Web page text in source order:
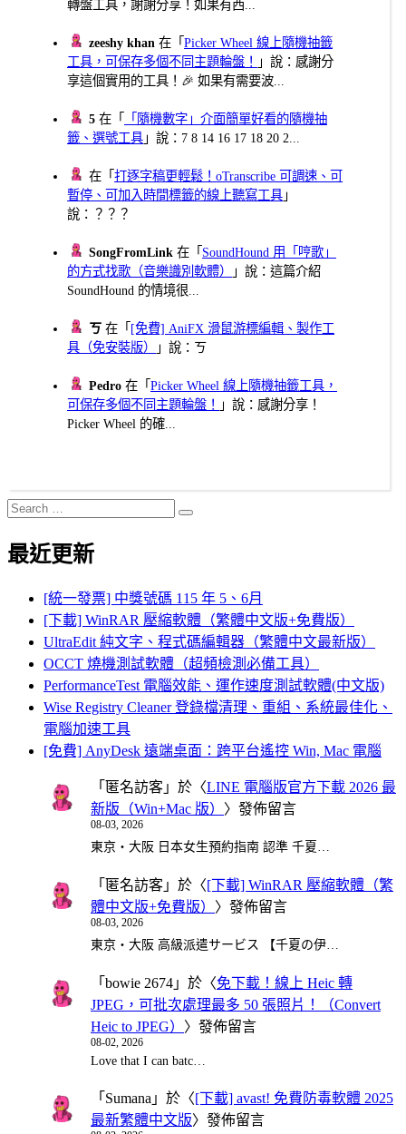
轉盤工具，謝謝分享！如果有西...
zeeshy khan 在「Picker Wheel 線上隨機抽籤
工具，可保存多個不同主題輪盤！
」說：感謝分
享這個實用的工具！🎉 如果有需要波...
5 在「
「隨機數字」介面簡單好看的隨機抽
籤、選號工具 」說：7 8 14 16 17 18 20 2...
在「打逐字稿更輕鬆！oTranscribe 可調速、可
暫停、可加入時間標籤的線上聽寫工具 」
說：？？？
SongFromLink 在「 SoundHound 用「哼歌」
的方式找歌（音樂識別軟體）
」說：這篇介紹
SoundHound 的情境很...
ㄎ 在「 [免費] AniFX 滑鼠游標編輯、製作工
具（免安裝版）
」說：ㄎ
Pedro 在「Picker Wheel 線上隨機抽籤工具，
可保存多個不同主題輪盤！
」說：感謝分享！
Picker Wheel 的確...
Search
for:
Search
最近更新
[統一發票] 中獎號碼 115 年 5、6月
[下載] WinRAR 壓縮軟體（繁體中文版+免費版）
UltraEdit 純文字、程式碼編輯器（繁體中文最新版）
OCCT 燒機測試軟體（超頻檢測必備工具）
PerformanceTest 電腦效能、運作速度測試軟體(中文版)
Wise Registry Cleaner 登錄檔清理、重組、系統最佳化、
電腦加速工具
[免費] AnyDesk 遠端桌面：跨平台遙控 Win, Mac 電腦
「 匿名訪客 」於〈LINE 電腦版官方下載 2026 最
新版（Win+Mac 版） 〉發佈留言
08-03, 2026
東京・大阪 日本女生預約指南 認準 千夏…
「 匿名訪客 」於〈[下載] WinRAR 壓縮軟體（繁
體中文版+免費版） 〉發佈留言
08-03, 2026
東京・大阪 高級派遣サービス 【千夏の伊…
「 bowie 2674 」於〈免下載！線上 Heic 轉
JPEG，可批次處理最多 50 張照片！（Convert
Heic to JPEG） 〉發佈留言
08-02, 2026
Love that I can batc…
「 Sumana 」於〈[下載] avast! 免費防毒軟體 2025
最新繁體中文版〉發佈留言